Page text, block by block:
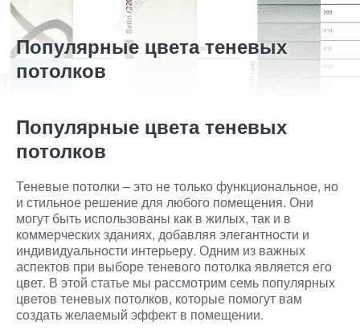
Популярные цвета теневых
потолков
Популярные цвета теневых
потолков
Теневые потолки – это не только функциональное, но
и стильное решение для любого помещения. Они
могут быть использованы как в жилых, так и в
коммерческих зданиях, добавляя элегантности и
индивидуальности интерьеру. Одним из важных
аспектов при выборе теневого потолка является его
цвет. В этой статье мы рассмотрим семь популярных
цветов теневых потолков, которые помогут вам
создать желаемый эффект в помещении.